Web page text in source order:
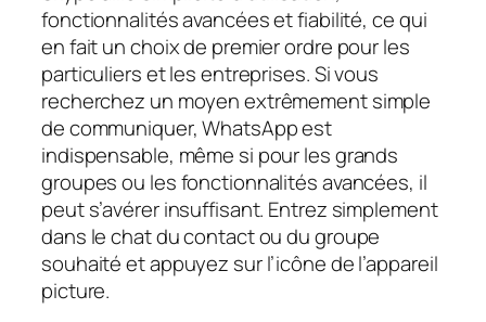
fonctionnalités avancées et fiabilité, ce qui
en fait un choix de premier ordre pour les
particuliers et les entreprises. Si vous
recherchez un moyen extrêmement simple
de communiquer, WhatsApp est
indispensable, même si pour les grands
groupes ou les fonctionnalités avancées, il
peut s’avérer insuffisant. Entrez simplement
dans le chat du contact ou du groupe
souhaité et appuyez sur l’icône de l’appareil
picture.